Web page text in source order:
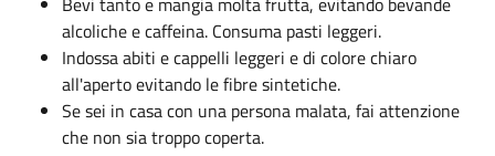
alcoliche e caffeina. Consuma pasti leggeri.
Indossa abiti e cappelli leggeri e di colore chiaro
all'aperto evitando le fibre sintetiche.
Se sei in casa con una persona malata, fai attenzione
che non sia troppo coperta.